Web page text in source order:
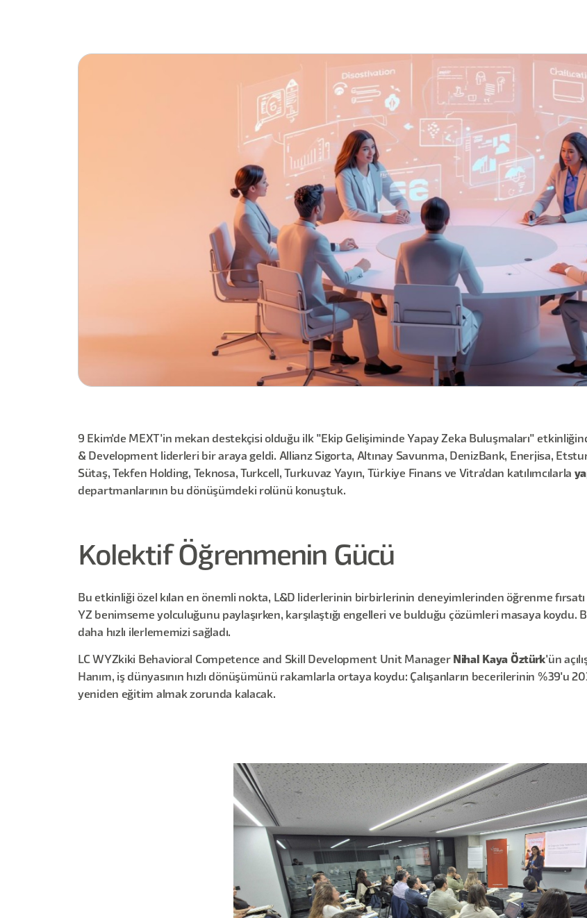
9 Ekim'de MEXT'in mekan destekçisi olduğu ilk "Ekip Gelişiminde Yapay Zeka Buluşmaları"
& Development liderleri bir araya geldi. Allianz Sigorta, Altınay Savunma, DenizBank, Enerjisa,
Sütaş, Tekfen Holding, Teknosa, Turkcell, Turkuvaz Yayın, Türkiye Finans ve Vitra'dan katılımcılarla
departmanlarının bu dönüşümdeki rolünü konuştuk.
Kolektif Öğrenmenin Gücü
Bu etkinliği özel kılan en önemli nokta, L&D liderlerinin birbirlerinin deneyimlerinden öğrenme fırsatı
YZ benimseme yolculuğunu paylaşırken, karşılaştığı engelleri ve bulduğu çözümleri masaya koydu.
daha hızlı ilerlememizi sağladı.
LC WYZkiki Behavioral Competence and Skill Development Unit Manager Nihal Kaya Öztürk'ün
Hanım, iş dünyasının hızlı dönüşümünü rakamlarla ortaya koydu: Çalışanların becerilerinin %39'u
yeniden eğitim almak zorunda kalacak.